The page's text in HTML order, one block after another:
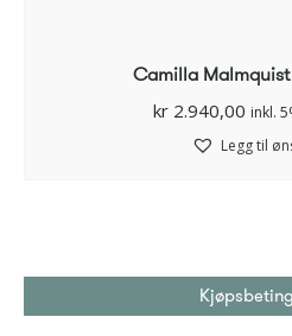
Camilla Malmquist
kr 2.940,00 inkl.
Legg til